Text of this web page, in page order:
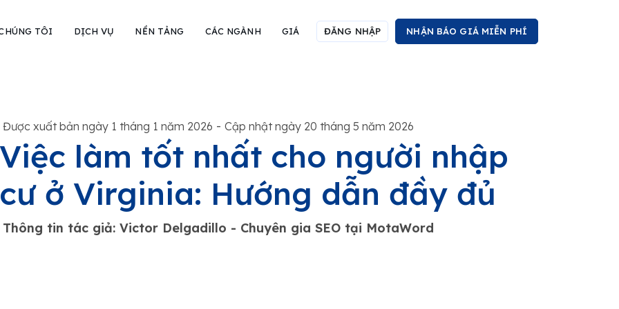
TÔI DỊCH VỤ NỀN TẢNG CÁC NGÀNH GIÁ ĐĂNG NHẬP NHẬN BÁO GIÁ MIỄN PHÍ
Được xuất bản ngày 1 tháng 1 năm 2026 - Cập nhật ngày 20 tháng 5 năm 2026
làm tốt nhất cho người nhập
ở Virginia: Hướng dẫn đầy đủ
Thông tin tác giả: Victor Delgadillo - Chuyên gia SEO tại MotaWord